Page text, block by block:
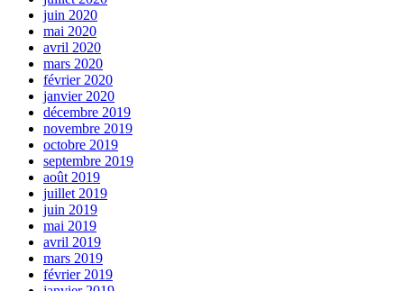
juin 2020
mai 2020
avril 2020
mars 2020
février 2020
janvier 2020
décembre 2019
novembre 2019
octobre 2019
septembre 2019
août 2019
juillet 2019
juin 2019
mai 2019
avril 2019
mars 2019
février 2019